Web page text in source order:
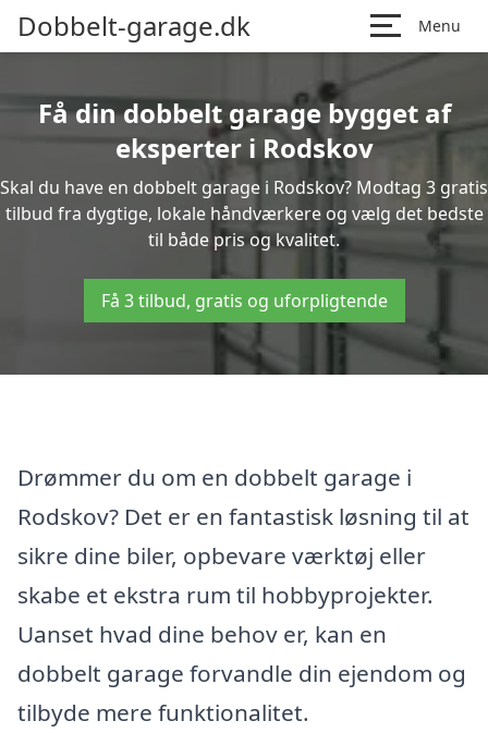
Dobbelt-garage.dk Menu
Få din dobbelt garage bygget af
eksperter i Rodskov
Skal du have en dobbelt garage i Rodskov? Modtag 3 gratis
tilbud fra dygtige, lokale håndværkere og vælg det bedste
til både pris og kvalitet.
Få 3 tilbud, gratis og uforpligtende
Drømmer du om en dobbelt garage i
Rodskov? Det er en fantastisk løsning til at
sikre dine biler, opbevare værktøj eller
skabe et ekstra rum til hobbyprojekter.
Uanset hvad dine behov er, kan en
dobbelt garage forvandle din ejendom og
tilbyde mere funktionalitet.